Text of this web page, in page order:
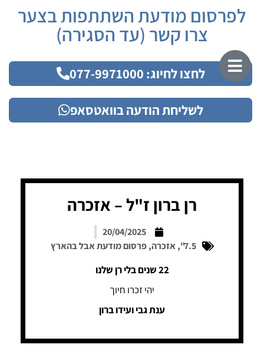
לפרסום מודעת השתתפות בצער
צרו קשר (עד הסגירה)
לחצו לחיוג: 077-9971000
לשליחת הודעה בוואטסאפ
רן ברון ז"ל – אזכרה
20/04/2025
7.5"
, אזכרה,פרסום מודעת אבל בהארץ
22 שנים בלי רן שלנו
יהי זכרו חיוך
ענת גבי ועידו ברון